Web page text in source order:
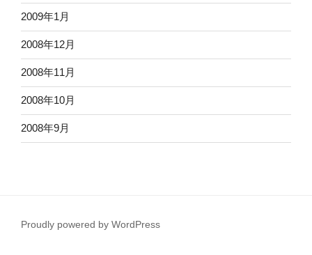
2009年1月
2008年12月
2008年11月
2008年10月
2008年9月
Proudly powered by WordPress